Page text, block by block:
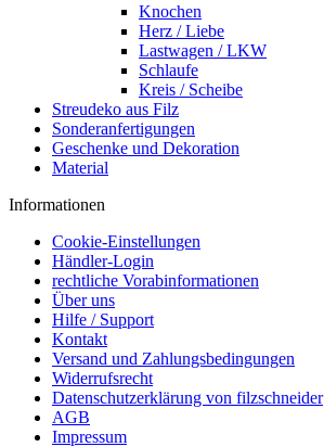
Knochen
Herz / Liebe
Lastwagen / LKW
Schlaufe
Kreis / Scheibe
Streudeko aus Filz
Sonderanfertigungen
Geschenke und Dekoration
Material
Informationen
Cookie-Einstellungen
Händler-Login
rechtliche Vorabinformationen
Über uns
Hilfe / Support
Kontakt
Versand und Zahlungsbedingungen
Widerrufsrecht
Datenschutzerklärung von filzschneider
AGB
Impressum